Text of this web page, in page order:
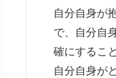
自分自身が
で、自分自
確にするこ
自分自身が